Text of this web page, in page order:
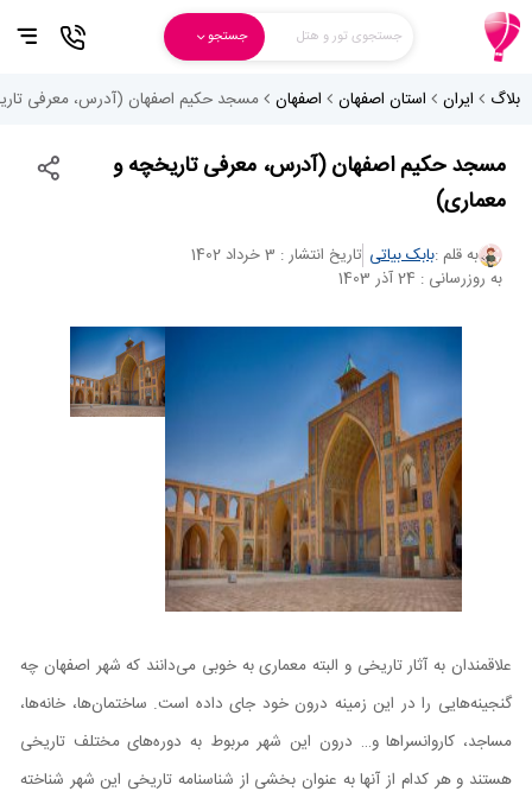
جستجوی تور و هتل جستجو
بلاگ ایران استان اصفهان اصفهان مسجد حکیم اصفهان (آدرس، معرفی
مسجد حکیم اصفهان (آدرس، معرفی تاریخچه و
معماری)
به قلم :بابک بیاتی تاریخ انتشار : 3 خرداد 1402
به روزرسانی : 24 آذر 1403
علاقمندان به آثار تاریخی و البته معماری به خوبی می‌دانند که شهر اصفهان چه
گنجینه‌هایی را در این زمینه درون خود جای داده است. ساختمان‌ها، خانه‌ها،
مساجد، کاروانسراها و… درون این شهر مربوط به دوره‌های مختلف تاریخی
هستند و هر کدام از آنها به عنوان بخشی از شناسنامه تاریخی این شهر شناخته